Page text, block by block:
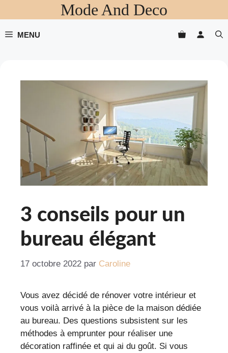
au
contenu
Mode And Deco
MENU
3 conseils pour un
bureau élégant
17 octobre 2022 par Caroline
Vous avez décidé de rénover votre intérieur et
vous voilà arrivé à la pièce de la maison dédiée
au bureau. Des questions subsistent sur les
méthodes à emprunter pour réaliser une
décoration raffinée et qui ai du goût. Si vous